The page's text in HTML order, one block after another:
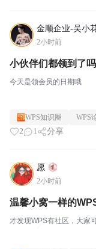
金顺企业-吴小
2小时前
小伙伴们都领到了
今天是领会员的日期哦
WPS知识圈 WPS
2 1 分享
愿
2小时前
温馨小窝一样的
才发现WPS有社区，大家